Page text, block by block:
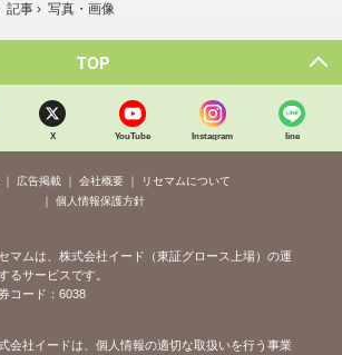
記事 › 写真・画像
TOP
X YouTube Instagram line
広告掲載 会社概要
リセマムについて
個人情報保護方針
マムは、株式会社イード（東証グロース上場）の運
るサービスです。
コード：6038
会社イードは、個人情報の適切な取扱いを行う事業